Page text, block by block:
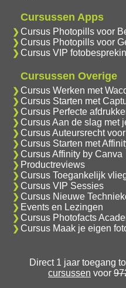
Cursussen Apps
Cursus Photopills voor
Cursus Photopills voor
Cursus VIP
Cursussen Overige
Cursus Werken met
Cursus Starten met
Cursus Perfecte
Cursus Aan de slag met
Cursus Auteursrecht
Cursus Starten met
Cursus Affinity by Canva
Productreviews
Cursus Toegankelijk
Cursus VIP Sessies
Cursus Nieuwe
Events en Lezingen
Cursus Photofacts
Cursus Maak je eigen
Direct 1 jaar toegang
cursussen voor